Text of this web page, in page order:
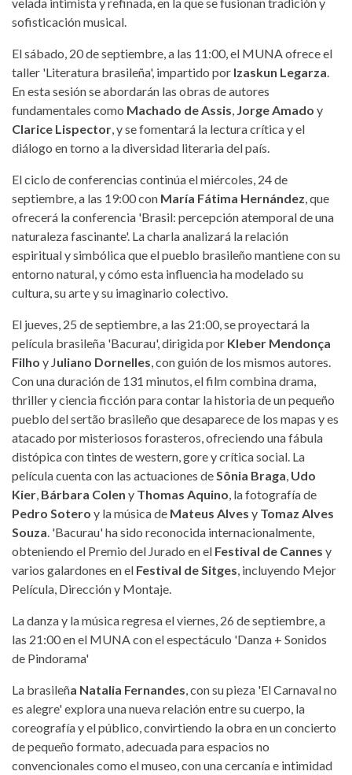
sofisticación musical.
El sábado, 20 de septiembre, a las 11:00, el MUNA ofrece el
taller 'Literatura brasileña', impartido por Izaskun Legarza.
En esta sesión se abordarán las obras de autores
fundamentales como Machado de Assis, Jorge Amado y
Clarice Lispector, y se fomentará la lectura crítica y el
diálogo en torno a la diversidad literaria del país.
El ciclo de conferencias continúa el miércoles, 24 de
septiembre, a las 19:00 con María Fátima Hernández, que
ofrecerá la conferencia 'Brasil: percepción atemporal de una
naturaleza fascinante'. La charla analizará la relación
espiritual y simbólica que el pueblo brasileño mantiene con su
entorno natural, y cómo esta influencia ha modelado su
cultura, su arte y su imaginario colectivo.
El jueves, 25 de septiembre, a las 21:00, se proyectará la
película brasileña 'Bacurau', dirigida por Kleber Mendonça
Filho y Juliano Dornelles, con guión de los mismos autores.
Con una duración de 131 minutos, el film combina drama,
thriller y ciencia ficción para contar la historia de un pequeño
pueblo del sertão brasileño que desaparece de los mapas y es
atacado por misteriosos forasteros, ofreciendo una fábula
distópica con tintes de western, gore y crítica social. La
película cuenta con las actuaciones deSônia Braga, Udo
Kier, Bárbara Colen y Thomas Aquino, la fotografía de
Pedro Sotero y la música de Mateus Alves y Tomaz Alves
Souza. 'Bacurau' ha sido reconocida internacionalmente,
obteniendo el Premio del Jurado en el Festival de Cannes y
varios galardones en el Festival de Sitges, incluyendo Mejor
Película, Dirección y Montaje.
La danza y la música regresa el viernes, 26 de septiembre, a
las 21:00 en el MUNA con el espectáculo 'Danza + Sonidos
de Pindorama'
La brasileña Natalia Fernandes, con su pieza 'El Carnaval no
es alegre' explora una nueva relación entre su cuerpo, la
coreografía y el público, convirtiendo la obra en un concierto
de pequeño formato, adecuada para espacios no
convencionales como el museo, con una cercanía e intimidad